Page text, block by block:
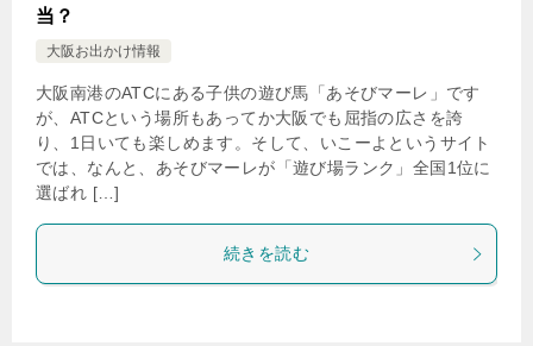
当？
大阪お出かけ情報
大阪南港のATCにある子供の遊び馬「あそびマーレ」です
が、ATCという場所もあってか大阪でも屈指の広さを誇
り、1日いても楽しめます。そして、いこーよというサイト
では、なんと、あそびマーレが「遊び場ランク」全国1位に
選ばれ […]
続きを読む